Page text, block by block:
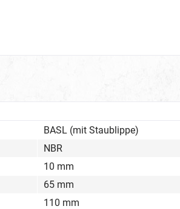
BASL (mit Staublippe)
NBR
10 mm
65 mm
110 mm